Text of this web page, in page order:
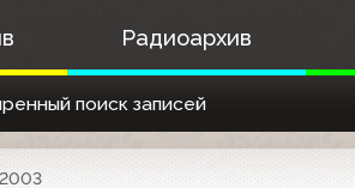
Радиоархив
поиск записей